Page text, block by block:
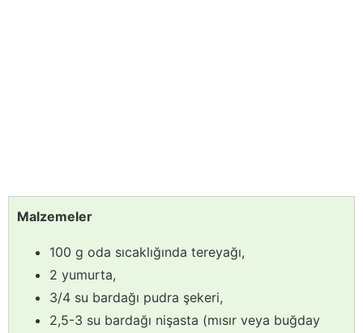
Malzemeler
100 g oda sıcaklığında tereyağı,
2 yumurta,
3/4 su bardağı pudra şekeri,
2,5-3 su bardağı nişasta (mısır veya buğday